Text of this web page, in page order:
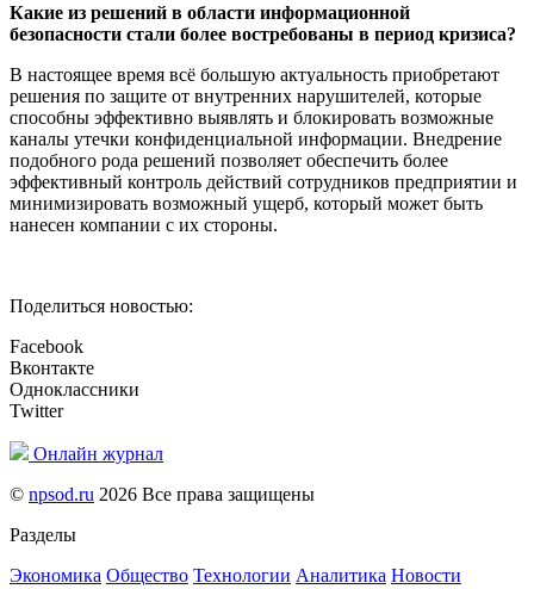
Какие из решений в области информационной
безопасности стали более востребованы в период кризиса?
В настоящее время всё большую актуальность приобретают
решения по защите от внутренних нарушителей, которые
способны эффективно выявлять и блокировать возможные
каналы утечки конфиденциальной информации. Внедрение
подобного рода решений позволяет обеспечить более
эффективный контроль действий сотрудников предприятии и
минимизировать возможный ущерб, который может быть
нанесен компании с их стороны.
Поделиться новостью:
Facebook
Вконтакте
Одноклассники
Twitter
Онлайн журнал
© npsod.ru 2026 Все права защищены
Разделы
Экономика Общество Технологии Аналитика Новости